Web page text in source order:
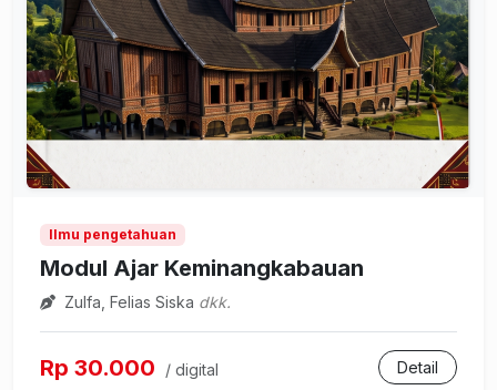
Ilmu pengetahuan
Modul Ajar Keminangkabauan
Zulfa, Felias Siska dkk.
Rp 30.000 / digital Detail